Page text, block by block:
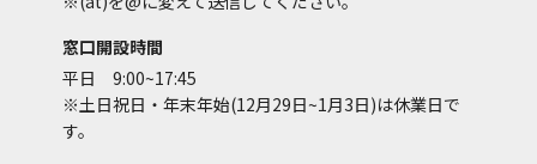
窓口開設時間
平日 9:00~17:45
※土日祝日・年末年始(12月29日~1月3日)は休業日で
す。